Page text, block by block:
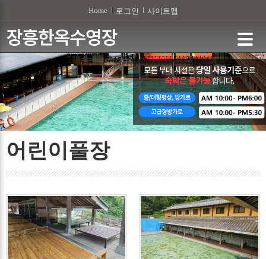
Home 로그인 사이트맵
어린이풀장